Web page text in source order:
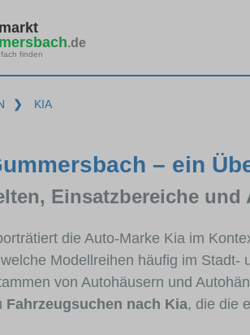
.de
finden
❯ KIA
– ein
Einsatzbereiche und
die Auto-Marke Kia im
Modellreihen häufig im
von Autohäusern und
Fahrzeugsuchen nach Kia, die die